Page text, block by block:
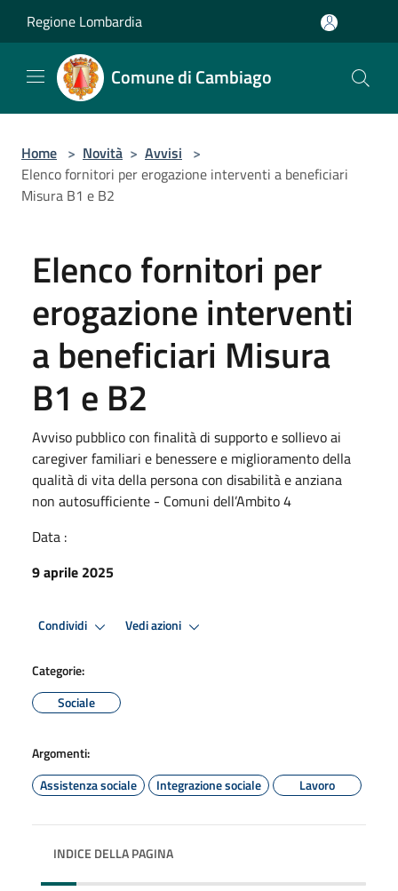
Regione Lombardia
Comune di Cambiago
Home > Novità > Avvisi >
Elenco fornitori per erogazione interventi a beneficiari
Misura B1 e B2
Elenco fornitori per
erogazione interventi
a beneficiari Misura
B1 e B2
Avviso pubblico con finalità di supporto e sollievo ai
caregiver familiari e benessere e miglioramento della
qualità di vita della persona con disabilità e anziana
non autosufficiente - Comuni dell’Ambito 4
Data :
9 aprile 2025
Condividi Vedi azioni
Categorie:
Sociale
Argomenti:
Assistenza sociale
Integrazione sociale Lavoro
INDICE DELLA PAGINA